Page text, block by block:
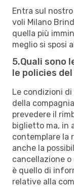
Entra sul
voli Milano
quella più
meglio si sposi
5.Quali sono
le policies
Le condizioni
della
prevedere il
biglietto ma, in
contemplare la
anche la
cancellazione
è quello di
relative alla